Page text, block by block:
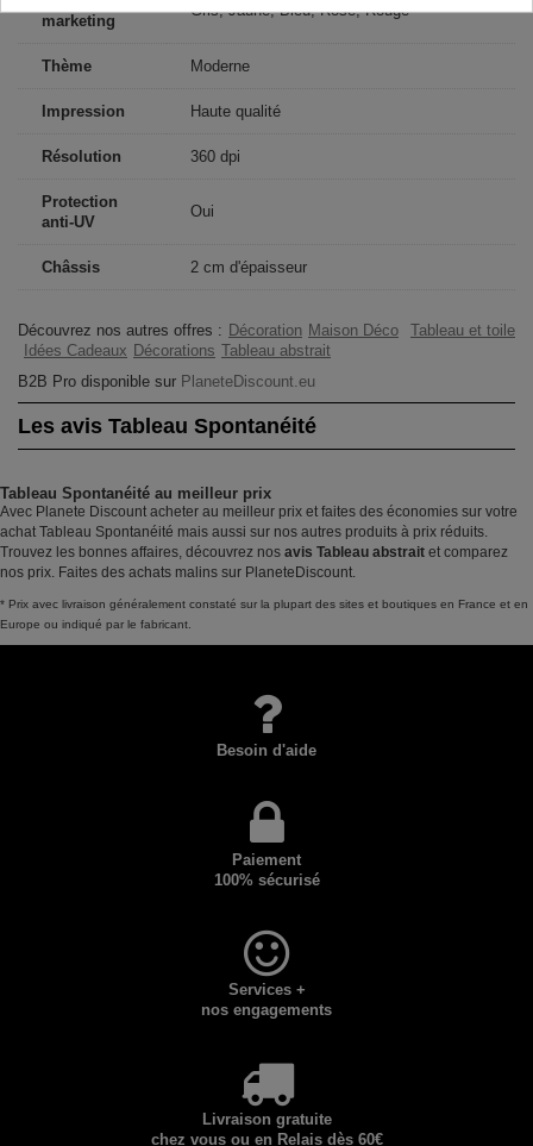
marketing
Gris, Jaune, Bleu, Rose, Rouge
Thème Moderne
Impression Haute qualité
Résolution 360 dpi
Protection
anti-UV
Oui
Châssis 2 cm d'épaisseur
Découvrez nos autres offres : Décoration Maison Déco
Tableau et toile
Idées Cadeaux Décorations Tableau abstrait
B2B Pro disponible sur PlaneteDiscount.eu
Les avis Tableau Spontanéité
Tableau Spontanéité au meilleur prix
Avec Planete Discount acheter au meilleur prix et faites des économies sur votre
achat Tableau Spontanéité mais aussi sur nos autres produits à prix réduits.
Trouvez les bonnes affaires, découvrez nos avis Tableau abstrait et comparez
nos prix. Faites des achats malins sur PlaneteDiscount.
* Prix avec livraison généralement constaté sur la plupart des sites et boutiques en France et en
Europe ou indiqué par le fabricant.
Besoin d'aide
Paiement
100% sécurisé
Services +
nos engagements
Livraison gratuite
chez vous ou en Relais dès 60€